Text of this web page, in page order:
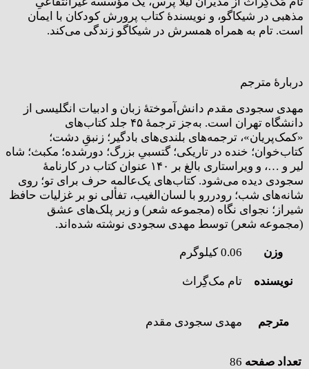
مذهبی در شیکاگو، و نویسندۀ کتاب پرورش کودکان با ایمان
است. تام به همراه همسرش در شیکاگو زندگی می‌کند.
دربارۀ مترجم
مهدی سجودی مقدم دانش‌آموختۀ زبان و ادبیات انگلیسی از
دانشگاه تهران است. به‌جز ترجمۀ ۴۵ جلد کتاب‌های
«کمک‌پریان»، ترجمه‌های بلندی‌های بادگیر؛ زنبقِ دشت؛
کتاب‌خوان؛ خنده در تاریکی؛ گتسبیِ بزرگ؛ دورشده؛ مکبث؛ شاه
لیر و …، و ویراستاری بالغ بر ۱۴۰ عنوان کتاب در کارنامۀ
سجودی دیده می‌شود. کتاب‌های یک‌عالمه حرف برای تو؛ روی
شانه‌های شب؛ رودررو با لسان‌الغیب، تفألی نو بر غزلیات حافظ
شیراز؛ نجوای نگاه (مجموعه ‌شعر) و زیر پلک‌های عشق
(مجموعه شعر) توسط مهدی سجودی نوشته شده‌اند.
وزن 0.06 کیلوگرم
نویسنده تام مک‌گِراث
مترجم مهدی سجودی مقدم
تعداد صفحه 86